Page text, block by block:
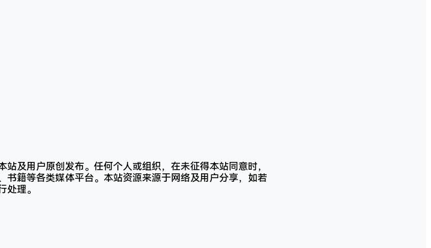
及用户原创发布。任何个人或组织，在未征得本站同意时，
籍等各类媒体平台。本站资源来源于网络及用户分享，如若
处理。